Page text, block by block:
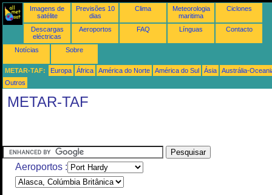
Imagens de
satélite
Previsões 10
dias
Clima
Meteorologia
maritima
Ciclones
Descargas
eléctricas
Aeroportos FAQ Línguas Contacto
Notícias Sobre
METAR-TAF: Europa África América do Norte América do Sul Ásia
Austrália-
Outros
METAR-TAF
Aeroportos :